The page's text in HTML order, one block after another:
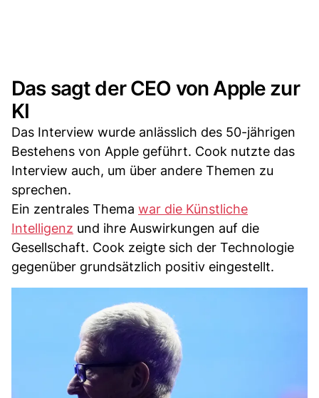
Das sagt der CEO von Apple zur
KI
Das Interview wurde anlässlich des 50-jährigen
Bestehens von Apple geführt. Cook nutzte das
Interview auch, um über andere Themen zu
sprechen.
Ein zentrales Thema war die Künstliche
Intelligenz und ihre Auswirkungen auf die
Gesellschaft. Cook zeigte sich der Technologie
gegenüber grundsätzlich positiv eingestellt.